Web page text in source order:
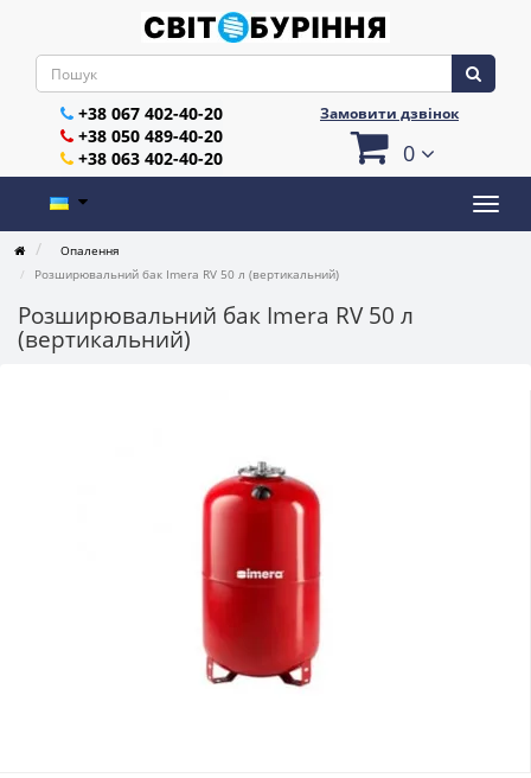
+38 067 402-40-20
+38 050 489-40-20
+38 063 402-40-20
Замовити дзвінок
0
Опалення
Розширювальний бак Imera RV 50 л (вертикальний)
Розширювальний бак Imera RV 50 л
(вертикальний)